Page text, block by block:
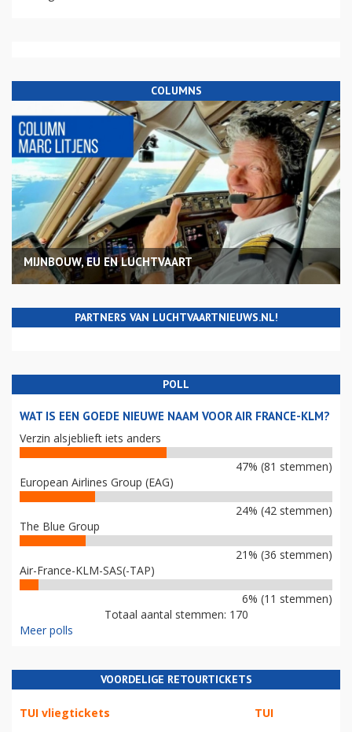
COLUMNS
MIJNBOUW, EU EN LUCHTVAART
PARTNERS VAN LUCHTVAARTNIEUWS.NL!
POLL
WAT IS EEN GOEDE NIEUWE NAAM VOOR AIR FRANCE-KLM?
Verzin alsjeblieft iets anders
47% (81 stemmen)
European Airlines Group (EAG)
24% (42 stemmen)
The Blue Group
21% (36 stemmen)
Air-France-KLM-SAS(-TAP)
6% (11 stemmen)
Totaal aantal stemmen: 170
Meer polls
VOORDELIGE RETOURTICKETS
TUI vliegtickets TUI